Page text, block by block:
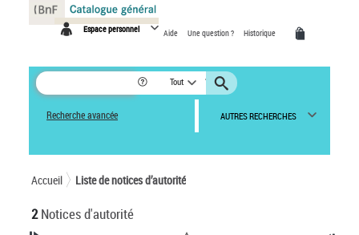
Espace personnel Aide Une question ? Historique
Tout
Recherche avancée AUTRES RECHERCHES
Accueil Liste de notices d’autorité
2Notices d'autorité
Panneau de gestion des cookies